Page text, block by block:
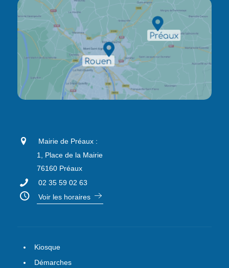
Mairie de Préaux :
1, Place de la Mairie
76160 Préaux
02 35 59 02 63
Voir les horaires
Kiosque
Démarches